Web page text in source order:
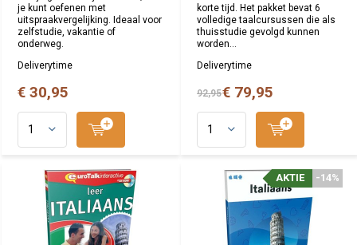
je kunt oefenen met
uitspraakvergelijking. Ideaal voor
zelfstudie, vakantie of
onderweg.
Deliverytime
€ 30,95
korte tijd. Het pakket bevat 6
volledige taalcursussen die als
thuisstudie gevolgd kunnen
worden...
Deliverytime
92,95€ 79,95
-14%
AKTIE -14%
AKTIE